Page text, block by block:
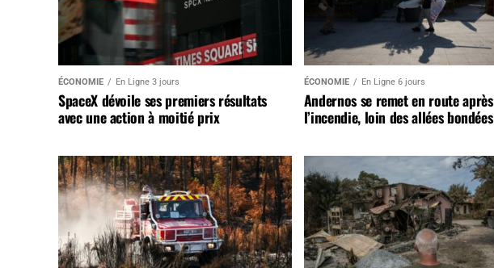
ÉCONOMIE En Ligne 3 jours
SpaceX dévoile ses premiers résultats
avec une action à moitié prix
ÉCONOMIE En Ligne 6 jours
Andernos se remet en route après
l’incendie, loin des allées bondées